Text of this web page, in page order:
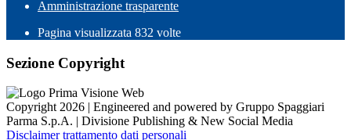
Amministrazione trasparente
Pagina visualizzata 832 volte
Sezione Copyright
Copyright 2026 | Engineered and powered by Gruppo Spaggiari
Parma S.p.A. | Divisione Publishing & New Social Media
Disclaimer trattamento dati personali